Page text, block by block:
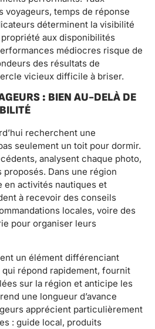
voyageurs, temps de réponse
déterminent la visibilité
aux disponibilités
médiocres risque de
des résultats de
vicieux difficile à briser.
: BIEN AU-DELÀ DE
recherchent une
seulement un toit pour dormir.
analysent chaque photo,
Dans une région
en activités nautiques et
à recevoir des conseils
locales, voire des
pour organiser leurs
un élément différenciant
répond rapidement, fournit
sur la région et anticipe les
une longueur d’avance
apprécient particulièrement
: guide local, produits